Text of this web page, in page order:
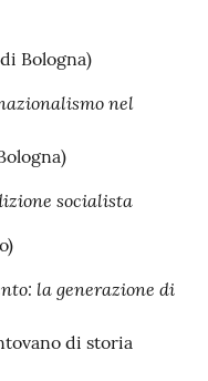
Bologna)
nel
socialista
la generazione di
di storia